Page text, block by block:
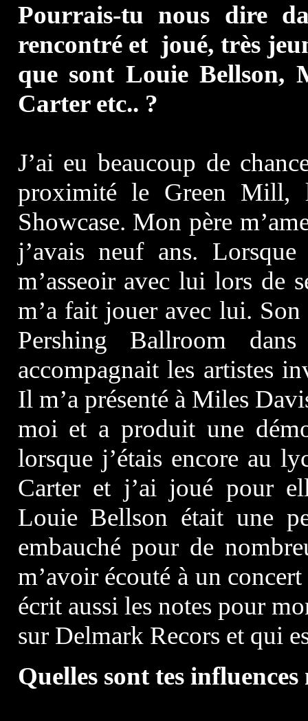
Pourrais-tu nous dire
rencontré et joué, très
que sont Louie Bellson,
Carter etc.. ?
J’ai eu beaucoup de
proximité le Green Mill,
Showcase. Mon père
j’avais neuf ans.
m’asseoir avec lui lors de
m’a fait jouer avec lui.
Pershing Ballroom
accompagnait les artistes
Il m’a présenté à Miles
moi et a produit une
lorsque j’étais encore au
Carter et j’ai joué pour
Louie Bellson était une
embauché pour de
m’avoir écouté à un
écrit aussi les notes pour
sur Delmark Recors et qui
Quelles sont tes influences